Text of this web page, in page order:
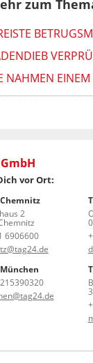
zum
NAHMEN
vor Ort:
2
6906600